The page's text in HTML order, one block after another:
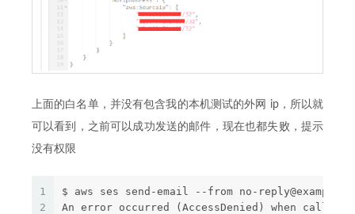
上面的白名单，并没有包含我的本机测试的外网 ip，所以就
可以看到，之前可以成功发送的邮件，现在也都失败，提示
没有权限
1
2
$ aws ses send-email --from no-
An error occurred (AccessDenied) when